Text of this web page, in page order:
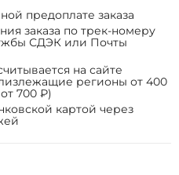
предоплате заказа
заказа по трек-номеру
СДЭК или Почты
на сайте
регионы от 400
700 ₽)
картой через